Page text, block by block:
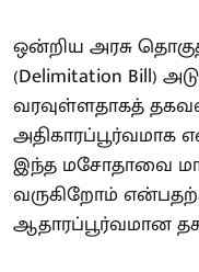
ஒன்றிய அரசு
(Delimitation Bill)
வரவுள்ளதாகத்
இந்த மசோதாவை
வருகிறோம்
ஆதாரப்பூர்வமான